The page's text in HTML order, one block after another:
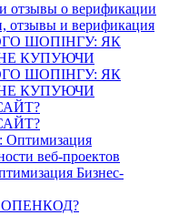
отзывы о верификации
отзывы и верификация
ШОПІНГУ: ЯК
КУПУЮЧИ
ШОПІНГУ: ЯК
КУПУЮЧИ
Оптимизация
веб-проектов
Бизнес-